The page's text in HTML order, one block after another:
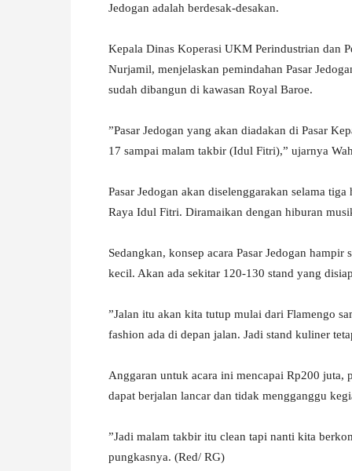
Jedogan adalah berdesak-desakan.
‎Kepala Dinas Koperasi UKM Perindustrian dan
Nurjamil, menjelaskan pemindahan Pasar
sudah dibangun di kawasan Royal Baroe.
‎”Pasar Jedogan yang akan diadakan di Pasar
17 sampai malam takbir (Idul Fitri),” ujarnya
‎Pasar Jedogan akan diselenggarakan selama
Raya Idul Fitri. Diramaikan dengan hiburan
‎Sedangkan, konsep acara Pasar Jedogan
kecil. Akan ada sekitar 120-130 stand yang
‎”Jalan itu akan kita tutup mulai dari Flamengo
fashion ada di depan jalan. Jadi stand kuliner
‎Anggaran untuk acara ini mencapai Rp200 juta,
dapat berjalan lancar dan tidak mengganggu
‎”Jadi malam takbir itu clean tapi nanti kita
pungkasnya. (Red/ RG)